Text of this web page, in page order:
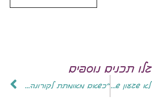
גלו תכנים נוספים
"חלב אם זה לא שגעון של הורים מפונקים. זה קריטי להצלת החיים של הפגים" ״כשאם מאומתת לקורונה נאלצת להיפרד מתינוקה יש לכך השפעות על הישרדות הפג״